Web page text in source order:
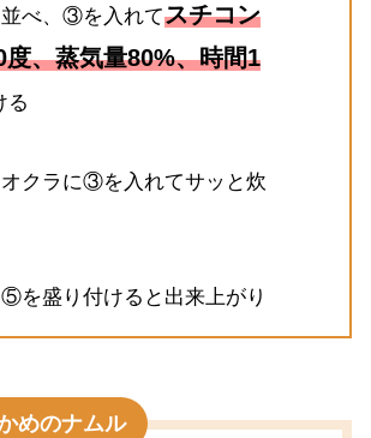
べ、③を入れてスチコン
度、蒸気量80%、時間1
る
クラに③を入れてサッと炊
盛り付けると出来上がり
めのナムル